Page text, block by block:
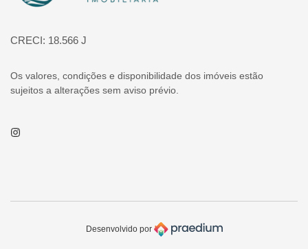
CRECI: 18.566 J
Os valores, condições e disponibilidade dos imóveis estão
sujeitos a alterações sem aviso prévio.
Instagram
Desenvolvido por